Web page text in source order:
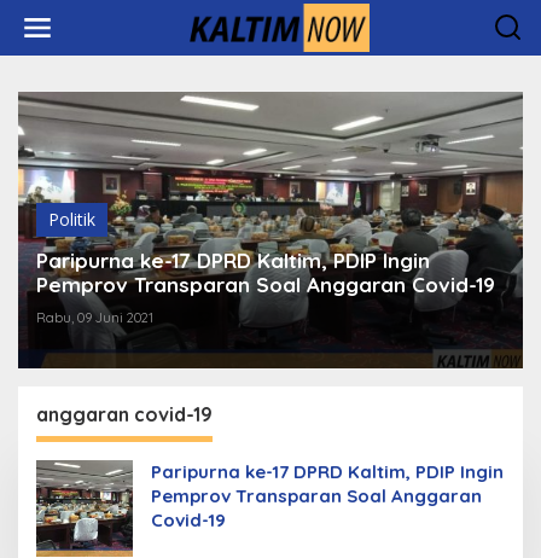
konten
Politik
Paripurna ke-17 DPRD Kaltim, PDIP Ingin
Pemprov Transparan Soal Anggaran Covid-19
Rabu, 09 Juni 2021
anggaran covid-19
Paripurna ke-17 DPRD Kaltim, PDIP Ingin
Pemprov Transparan Soal Anggaran
Covid-19